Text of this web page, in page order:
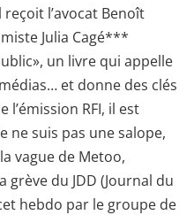
l’avocat Benoît
Julia Cagé***
un livre qui appelle
et donne des clés
RFI, il est
ne suis pas une salope,
vague de Metoo,
grève du JDD (Journal du
hebdo par le groupe de